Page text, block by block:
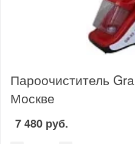
Пароочиститель
Москве
7 480 руб.